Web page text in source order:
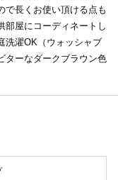
で長くお使い頂ける点も
部屋にコーディネートし
洗濯OK（ウォッシャブ
ターなダークブラウン色